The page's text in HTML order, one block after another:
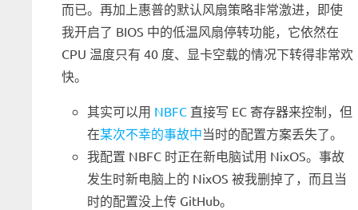
而已。再加上惠普的默认风扇策略非常激进，即使
我开启了 BIOS 中的低温风扇停转功能，它依然在
CPU 温度只有 40 度、显卡空载的情况下转得非常欢
快。
其实可以用 NBFC 直接写 EC 寄存器来控制，但
在某次不幸的事故中当时的配置方案丢失了。
我配置 NBFC 时正在新电脑试用 NixOS。事故
发生时新电脑上的 NixOS 被我删掉了，而且当
时的配置没上传 GitHub。